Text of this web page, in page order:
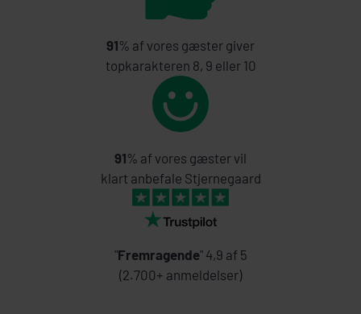
91% af vores gæster giver
topkarakteren 8, 9 eller 10
91% af vores gæster vil
klart anbefale Stjernegaard
"Fremragende" 4,9 af 5
(2.700+ anmeldelser)